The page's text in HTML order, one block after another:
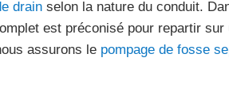
drainselon la nature du conduit.
est préconisé pour repartir sur
assurons le pompage de fosse